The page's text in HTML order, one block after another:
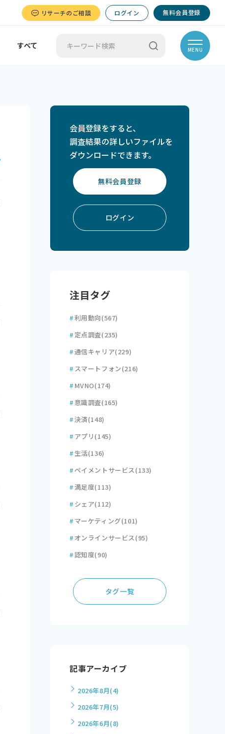
リサーチのご相談 ログイン 無料会員登録
すべて MENU
会員登録をすると、
調査結果の詳しいファイルを
ダウンロードできます。
無料会員登録
ログイン
注目タグ
#利用動向(567)
# 定点調査(235)
#通信キャリア(229)
# スマートフォン(216)
# MVNO(174)
# 意識調査(165)
#決済(148)
# アプリ(145)
# 生活(136)
#ペイメントサービス(133)
#満足度(113)
# シェア(112)
# マーケティング(101)
# オンラインサービス(95)
#認知度(90)
タグ一覧
記事アーカイブ
2026年8月(4)
2026年7月(5)
2026年6月(8)